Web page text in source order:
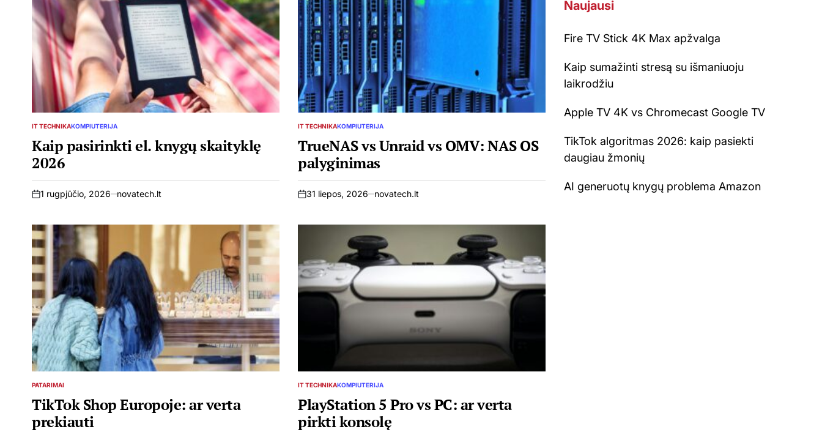
POSTED
IT TECHNIKAKOMPIUTERIJA
Kaip pasirinkti el. knygų skaityklę
2026
on
1 rugpjūčio, 2026 novatech.lt
POSTED
IT TECHNIKAKOMPIUTERIJA
TrueNAS vs Unraid vs OMV: NAS OS
palyginimas
on
31 liepos, 2026 novatech.lt
POSTED
PATARIMAI
TikTok Shop Europoje: ar verta
prekiauti
POSTED
IT TECHNIKAKOMPIUTERIJA
PlayStation 5 Pro vs PC: ar verta
pirkti konsolę
Naujausi
Fire TV Stick 4K Max apžvalga
Kaip sumažinti stresą su išmaniuoju
laikrodžiu
Apple TV 4K vs Chromecast Google TV
TikTok algoritmas 2026: kaip pasiekti
daugiau žmonių
AI generuotų knygų problema Amazon